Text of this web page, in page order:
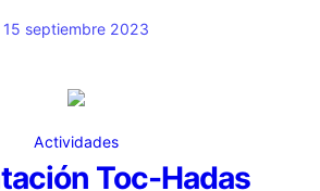
15 septiembre 2023
Actividades
Toc-Hadas